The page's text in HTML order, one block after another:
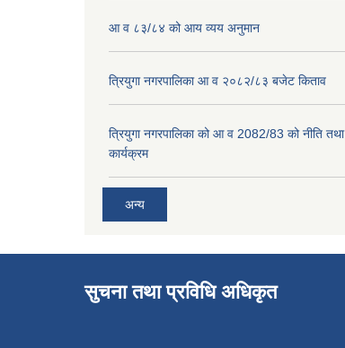
आ व ८३/८४ को आय व्यय अनुमान
त्रियुगा नगरपालिका आ व २०८२/८३ बजेट किताव
त्रियुगा नगरपालिका को आ व 2082/83 को नीति तथा
कार्यक्रम
अन्य
सुचना तथा प्रविधि अधिकृत